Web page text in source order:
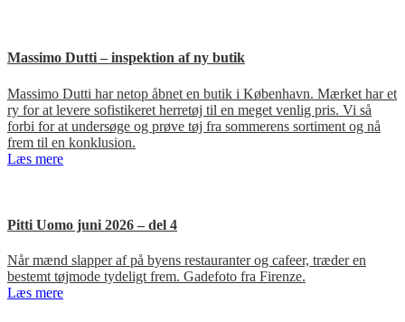
Massimo Dutti – inspektion af ny butik
Massimo Dutti har netop åbnet en butik i København. Mærket har et
ry for at levere sofistikeret herretøj til en meget venlig pris. Vi så
forbi for at undersøge og prøve tøj fra sommerens sortiment og nå
frem til en konklusion.
Læs mere
Pitti Uomo juni 2026 – del 4
Når mænd slapper af på byens restauranter og cafeer, træder en
bestemt tøjmode tydeligt frem. Gadefoto fra Firenze.
Læs mere